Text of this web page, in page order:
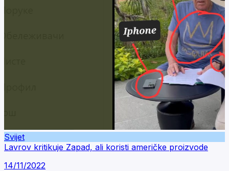
Svijet
Lavrov kritikuje Zapad, ali koristi američke proizvode
14/11/2022